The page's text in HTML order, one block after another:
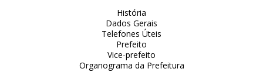
História
Dados Gerais
Telefones Úteis
Prefeito
Vice-prefeito
Organograma da Prefeitura